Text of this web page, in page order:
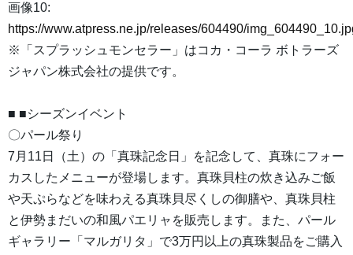
画像10:
https://www.atpress.ne.jp/releases/604490/
※「スプラッシュモンセラー」はコカ・コーラ ボトラーズ
ジャパン株式会社の提供です。
■ ■シーズンイベント
〇パール祭り
7月11日（土）の「真珠記念日」を記念して、真珠にフォー
カスしたメニューが登場します。真珠貝柱の炊き込みご飯
や天ぷらなどを味わえる真珠貝尽くしの御膳や、真珠貝柱
と伊勢まだいの和風パエリャを販売します。また、パール
ギャラリー「マルガリタ」で3万円以上の真珠製品をご購入